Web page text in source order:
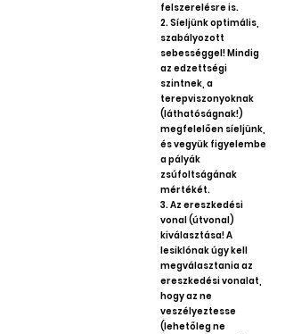
felszerelésre is.
2. Síeljünk optimális,
szabályozott
sebességgel! Mindig
az edzettségi
szintnek, a
terepviszonyoknak
(láthatóságnak!)
megfelelően síeljünk,
és vegyük figyelembe
a pályák
zsúfoltságának
mértékét.
3. Az ereszkedési
vonal (útvonal)
kiválasztása! A
lesiklónak úgy kell
megválasztania az
ereszkedési vonalat,
hogy az ne
veszélyeztesse
(lehetőleg ne